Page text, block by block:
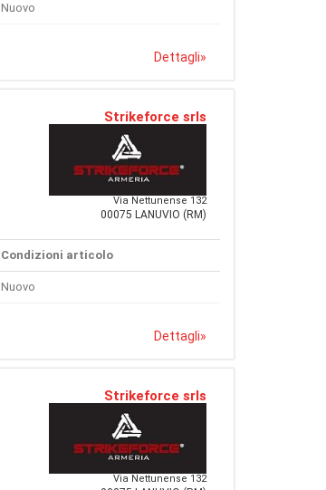
Nuovo
Dettagli»
Strikeforce srls
Via Nettunense 132
00075 LANUVIO (RM)
Condizioni articolo
Nuovo
Dettagli»
Strikeforce srls
Via Nettunense 132